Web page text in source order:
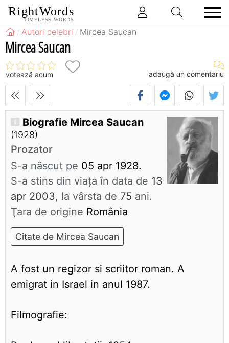
RightWords
TIMELESS WORDS
Autori celebri Mircea Saucan
Mircea Saucan
votează acum adaugă un comentariu
Biografie Mircea Saucan
(1928)
Prozator
S-a născut pe 05 apr 1928.
S-a stins din viaţa în data de 13
apr 2003, la vârsta de 75 ani.
Ţara de origine România
Citate de Mircea Saucan
A fost un regizor si scriitor roman. A
emigrat in Israel in anul 1987.
Filmografie: